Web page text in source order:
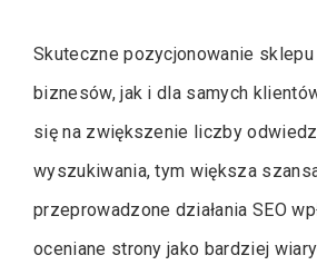
Skuteczne pozycjonowanie
biznesów, jak i dla samych
się na zwiększenie liczby
wyszukiwania, tym większa
przeprowadzone działania SEO
oceniane strony jako bardziej